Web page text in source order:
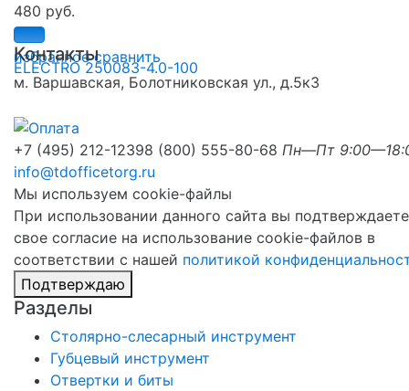
избранное сравнить
480 руб.
Контакты
м. Варшавская, Болотниковская ул., д.5к3
+7 (495) 212-12398 (800) 555-80-68 Пн—Пт
info@tdofficetorg.ru
Мы используем cookie-файлы
При использовании данного сайта вы подтверждаете
свое согласие на использование cookie-файлов в
соответствии с нашей политикой
Подтверждаю
Разделы
Столярно-слесарный инструмент
Губцевый инструмент
Отвертки и биты